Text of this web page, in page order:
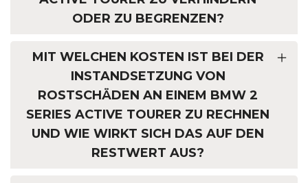
DER ZU BEGRENZEN?
MIT WELCHEN KOSTEN IST BEI DER
INSTANDSETZUNG VON
ROSTSCHÄDEN AN EINEM BMW 2
SERIES ACTIVE TOURER ZU RECHNEN
UND WIE WIRKT SICH DAS AUF DEN
RESTWERT AUS?